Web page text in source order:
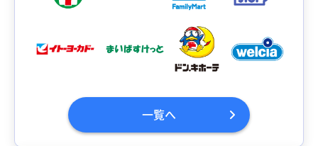
一覧へ